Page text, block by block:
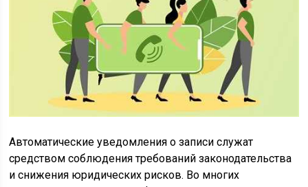
Автоматические уведомления о записи служат
средством соблюдения требований законодательства
и снижения юридических рисков. Во многих